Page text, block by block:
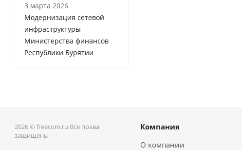
3 марта 2026
Модернизация сетевой
инфраструктуры
Министерства финансов
Республики Бурятии
2026 © freecom.ru Все права
защищены
Компания
О компании